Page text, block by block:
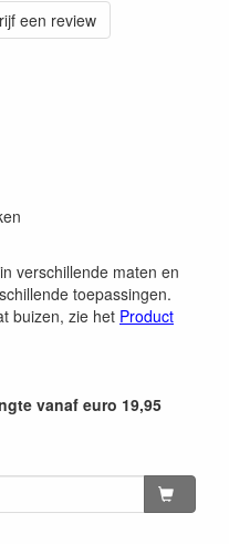
een review
verschillende maten en
toepassingen.
buizen, zie het Product
vanaf euro 19,95